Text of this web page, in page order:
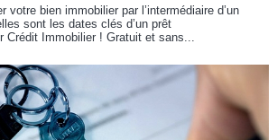
votre bien immobilier par l’intermédiaire d’un
sont les dates clés d’un prêt
Crédit Immobilier ! Gratuit et sans...